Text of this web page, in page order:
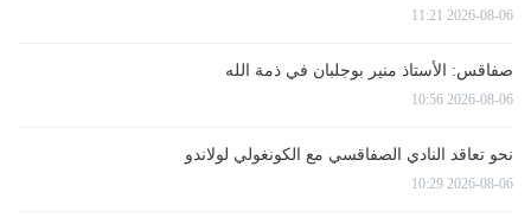
2026-08-06 11:21
صفاقس: الأستاذ منير بوجلبان في ذمة الله
2026-08-06 10:56
نحو تعاقد النادي الصفاقسي مع الكونغولي لولاندو
2026-08-06 10:29